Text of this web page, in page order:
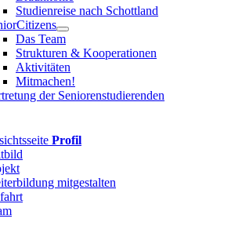
Studienreise nach Schottland
Das Team
Strukturen & Kooperationen
Aktivitäten
Mitmachen!
der Seniorenstudierenden
Profil
mitgestalten